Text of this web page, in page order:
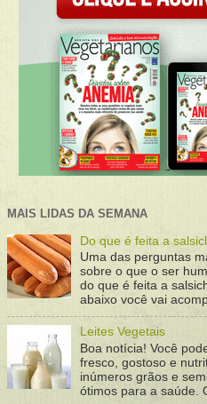
MAIS LIDAS DA SEMANA
Do que é feita a
Uma das perguntas
sobre o que o ser
do que é feita a
abaixo você vai
Leites Vegetais
Boa notícia! Você
fresco, gostoso e
inúmeros grãos e
ótimos para a saúde.